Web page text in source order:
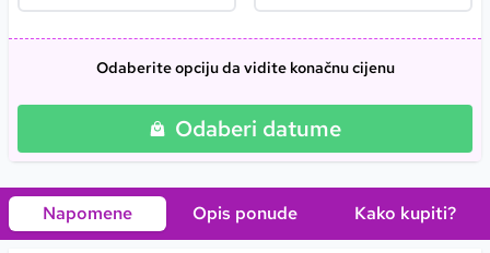
Odaberite opciju da vidite konačnu cijenu
Odaberi datume
Napomene Opis ponude Kako kupiti?